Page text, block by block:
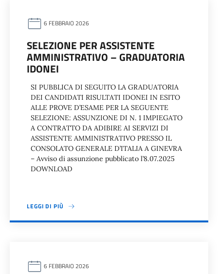
6 FEBBRAIO 2026
SELEZIONE PER ASSISTENTE
AMMINISTRATIVO – GRADUATORIA
IDONEI
SI PUBBLICA DI SEGUITO LA GRADUATORIA
DEI CANDIDATI RISULTATI IDONEI IN ESITO
ALLE PROVE D’ESAME PER LA SEGUENTE
SELEZIONE: ASSUNZIONE DI N. 1 IMPIEGATO
A CONTRATTO DA ADIBIRE AI SERVIZI DI
ASSISTENTE AMMINISTRATIVO PRESSO IL
CONSOLATO GENERALE D’ITALIA A GINEVRA
– Avviso di assunzione pubblicato l’8.07.2025
DOWNLOAD
LEGGI DI PIÙ
6 FEBBRAIO 2026